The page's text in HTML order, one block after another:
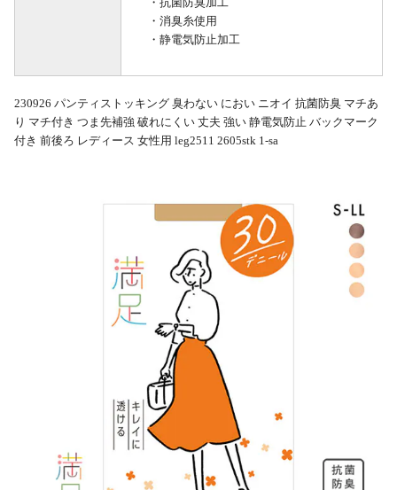
・消臭糸使用
・静電気防止加工
230926 パンティストッキング 臭わない におい ニオイ 抗菌防臭 マチあ
り マチ付き つま先補強 破れにくい 丈夫 強い 静電気防止 バックマーク
付き 前後ろ レディース 女性用 leg2511 2605stk 1-sa